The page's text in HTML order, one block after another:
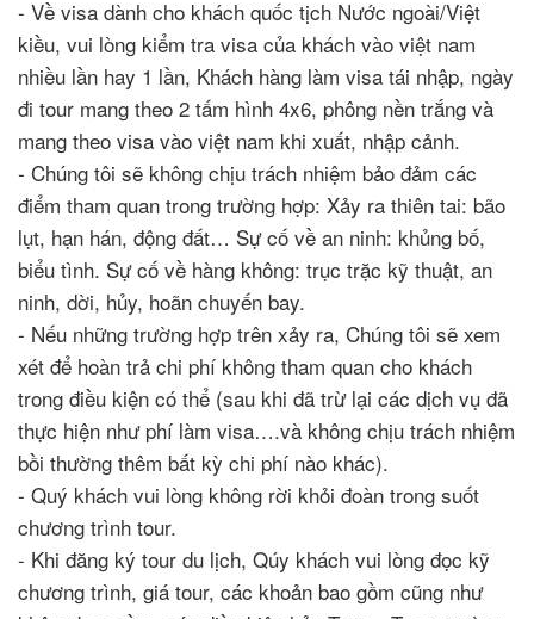
- Về visa dành cho khách quốc tịch Nước ngoài/Việt
kiều, vui lòng kiểm tra visa của khách vào việt nam
nhiều lần hay 1 lần, Khách hàng làm visa tái nhập, ngày
đi tour mang theo 2 tấm hình 4x6, phông nền trắng và
mang theo visa vào việt nam khi xuất, nhập cảnh.
- Chúng tôi sẽ không chịu trách nhiệm bảo đảm các
điểm tham quan trong trường hợp: Xảy ra thiên tai: bão
lụt, hạn hán, động đất… Sự cố về an ninh: khủng bố,
biểu tình. Sự cố về hàng không: trục trặc kỹ thuật, an
ninh, dời, hủy, hoãn chuyến bay.
- Nếu những trường hợp trên xảy ra, Chúng tôi sẽ xem
xét để hoàn trả chi phí không tham quan cho khách
trong điều kiện có thể (sau khi đã trừ lại các dịch vụ đã
thực hiện như phí làm visa….và không chịu trách nhiệm
bồi thường thêm bất kỳ chi phí nào khác).
- Quý khách vui lòng không rời khỏi đoàn trong suốt
chương trình tour.
- Khi đăng ký tour du lịch, Qúy khách vui lòng đọc kỹ
chương trình, giá tour, các khoản bao gồm cũng như